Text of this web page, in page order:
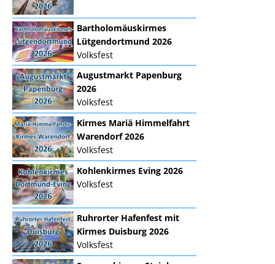
Bartholomäuskirmes
Lütgendortmund 2026
Volksfest
Augustmarkt Papenburg
2026
Volksfest
Kirmes Mariä Himmelfahrt
Warendorf 2026
Volksfest
Kohlenkirmes Eving 2026
Volksfest
Ruhrorter Hafenfest mit
Kirmes Duisburg 2026
Volksfest